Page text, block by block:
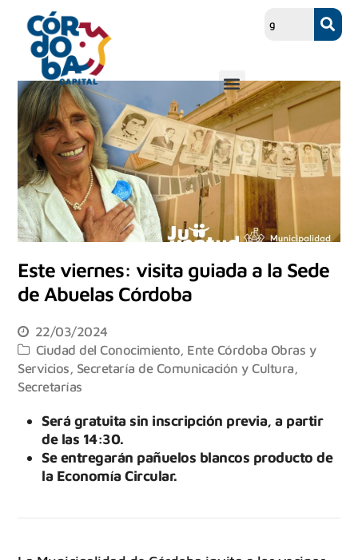
Este viernes: visita guiada a la Sede
de Abuelas Córdoba
22/03/2024
Ciudad del Conocimiento Ente Córdoba Obras y
Servicios Secretaría de Comunicación y Cultura
Secretarías
Será gratuita sin inscripción previa, a partir
de las 14:30.
Se entregarán pañuelos blancos producto de
la Economía Circular.